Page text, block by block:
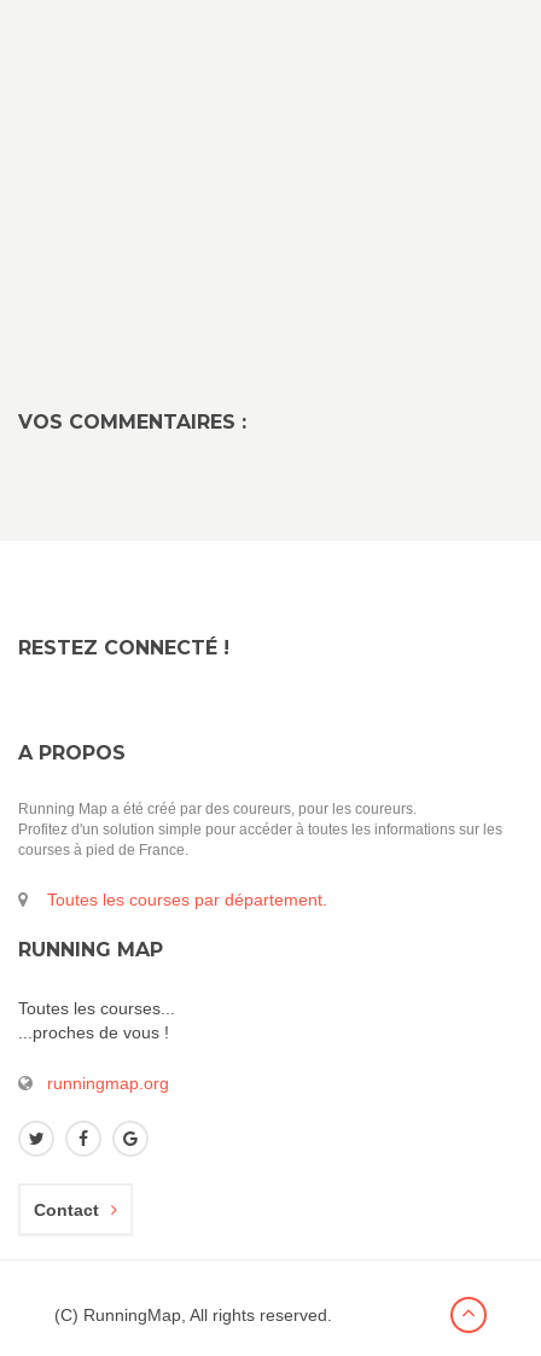
VOS COMMENTAIRES :
RESTEZ CONNECTÉ !
A PROPOS
Running Map a été créé par des coureurs, pour les coureurs.
Profitez d'un solution simple pour accéder à toutes les informations sur les
courses à pied de France.
Toutes les courses par département.
RUNNING MAP
Toutes les courses...
...proches de vous !
runningmap.org
Contact
(C) RunningMap, All rights reserved.